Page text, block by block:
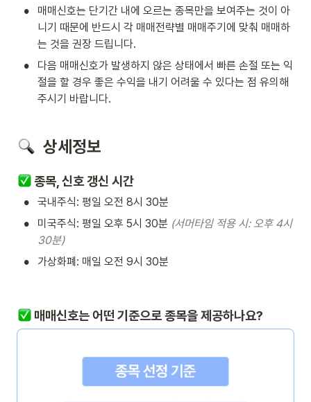
•
매매신호는 단기간 내에 오르는 종목만을 보여주는 것이 아
니기 때문에 반드시 각 매매전략별 매매주기에 맞춰 매매하
는 것을 권장 드립니다.
•
다음 매매신호가 발생하지 않은 상태에서 빠른 손절 또는 익
절을 할 경우 좋은 수익을 내기 어려울 수 있다는 점 유의해
주시기 바랍니다.
상세정보
종목, 신호 갱신 시간
• 국내주식: 평일 오전 8시 30분
• 미국주식: 평일 오후 5시 30분 (서머타임 적용 시: 오후 4시
30분)
• 가상화폐: 매일 오전 9시 30분
매매신호는 어떤 기준으로 종목을 제공하나요?